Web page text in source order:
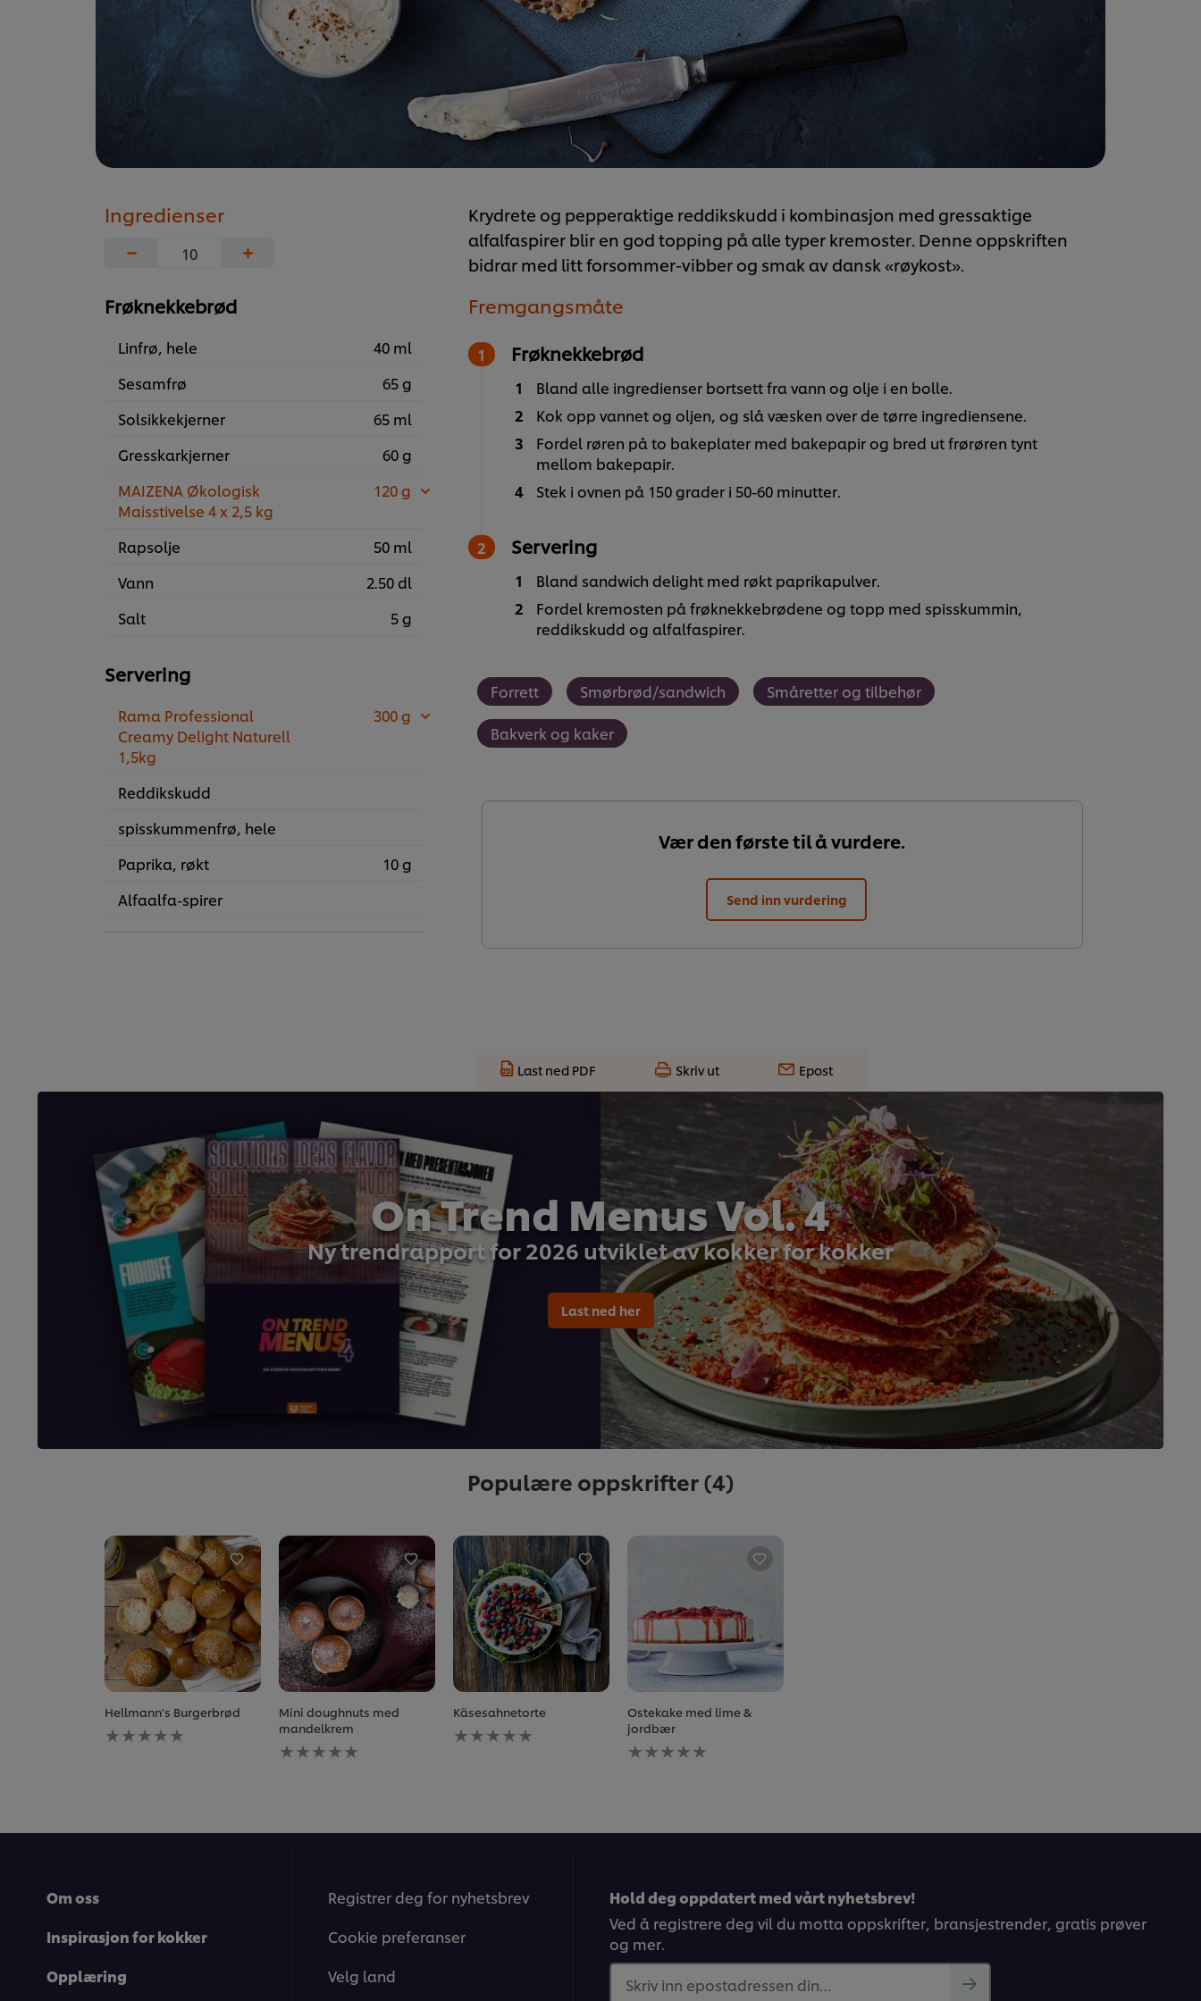
Ingredienser
−
+
Frøknekkebrød
Linfrø, hele
40 ml
Sesamfrø
65 g
Solsikkekjerner
65 ml
Gresskarkjerner
60 g
MAIZENA Økologisk
Maisstivelse 4 x 2,5 kg
120 g
Rapsolje
50 ml
Vann
2.50 dl
Salt
5 g
Servering
Rama Professional
Creamy Delight Naturell
1,5kg
300 g
Reddikskudd
spisskummenfrø, hele
Paprika, røkt
10 g
Alfaalfa-spirer
Krydrete og pepperaktige reddikskudd i kombinasjon med gressaktige
alfalfaspirer blir en god topping på alle typer kremoster. Denne oppskriften
bidrar med litt forsommer-vibber og smak av dansk «røykost».
Fremgangsmåte
Frøknekkebrød
Bland alle ingredienser bortsett fra vann og olje i en bolle.
Kok opp vannet og oljen, og slå væsken over de tørre ingrediensene.
Fordel røren på to bakeplater med bakepapir og bred ut frørøren tynt
mellom bakepapir.
Stek i ovnen på 150 grader i 50-60 minutter.
Servering
Bland sandwich delight med røkt paprikapulver.
Fordel kremosten på frøknekkebrødene og topp med spisskummin,
reddikskudd og alfalfaspirer.
Forrett Smørbrød/sandwich Småretter og tilbehør
Bakverk og kaker
Vær den første til å vurdere.
Send inn vurdering
Last ned PDF Skriv ut Epost
On Trend Menus Vol. 4
Ny trendrapport for 2026 utviklet av kokker for kokker
Last ned her
Populære oppskrifter(4)
Hellmann's Burgerbrød
Ingen
vurderinger
Mini doughnuts med
mandelkrem
Ingen
vurderinger
Käsesahnetorte
Ingen
vurderinger
Ostekake med lime &
jordbær
Ingen
vurderinger
Om oss
Inspirasjon for kokker
Opplæring
Registrer deg for nyhetsbrev
Cookie preferanser
Velg land
Hold deg oppdatert med vårt nyhetsbrev!
Ved å registrere deg vil du motta oppskrifter, bransjestrender, gratis prøver
og mer.
Skriv inn epostadressen din…